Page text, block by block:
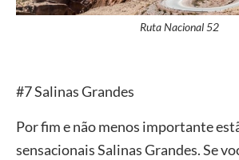
Ruta Nacional 52
#7 Salinas Grandes
Por fim e não menos importante
sensacionais Salinas Grandes. Se